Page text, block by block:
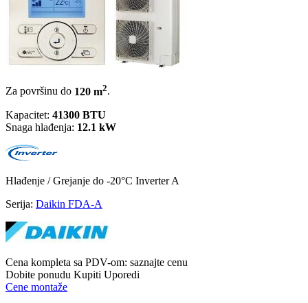
Za površinu do 120 m2.
Kapacitet: 41300 BTU
Snaga hlađenja: 12.1 kW
Hlađenje / Grejanje do -20°C Inverter A
Serija: Daikin FDA-A
Cena kompleta sa PDV-om: saznajte cenu
Dobite ponudu Kupiti Uporedi
Cene montaže